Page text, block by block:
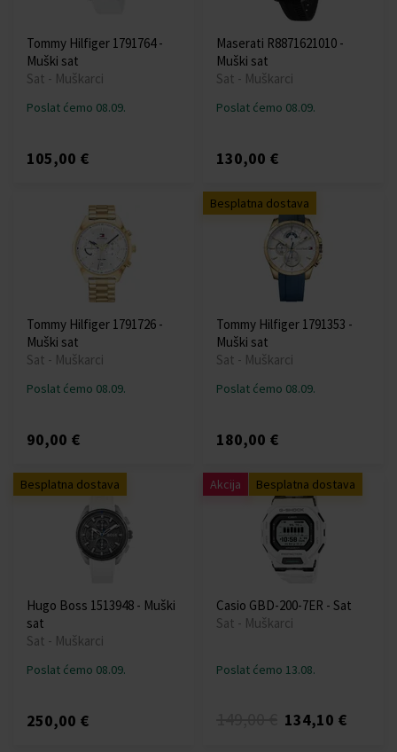
Tommy Hilfiger 1791764 -
Muški sat
Sat - Muškarci
Poslat ćemo 08.09.
105,00 €
Maserati R8871621010 -
Muški sat
Sat - Muškarci
Poslat ćemo 08.09.
130,00 €
Tommy Hilfiger 1791726 -
Muški sat
Sat - Muškarci
Poslat ćemo 08.09.
90,00 €
Besplatna dostava
Tommy Hilfiger 1791353 -
Muški sat
Sat - Muškarci
Poslat ćemo 08.09.
180,00 €
Besplatna dostava
Hugo Boss 1513948 - Muški
sat
Sat - Muškarci
Poslat ćemo 08.09.
250,00 €
Akcija Besplatna dostava
Casio GBD-200-7ER - Sat
Sat - Muškarci
Poslat ćemo 13.08.
134,10 €